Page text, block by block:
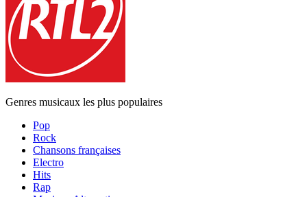
Genres musicaux les plus populaires
Pop
Rock
Chansons françaises
Electro
Hits
Rap